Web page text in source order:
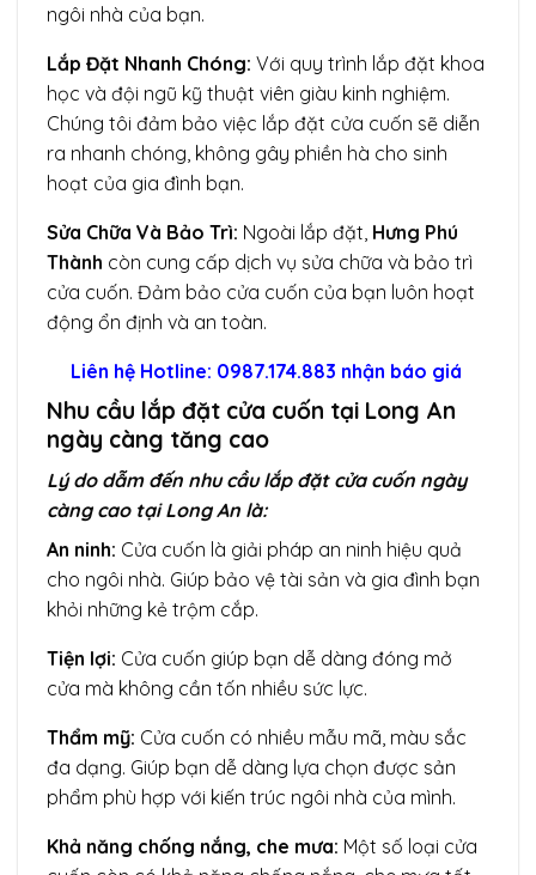
ngôi nhà của bạn.
Lắp Đặt Nhanh Chóng: Với quy trình lắp đặt khoa
học và đội ngũ kỹ thuật viên giàu kinh nghiệm.
Chúng tôi đảm bảo việc lắp đặt cửa cuốn sẽ diễn
ra nhanh chóng, không gây phiền hà cho sinh
hoạt của gia đình bạn.
Sửa Chữa Và Bảo Trì: Ngoài lắp đặt, Hưng Phú
Thành còn cung cấp dịch vụ sửa chữa và bảo trì
cửa cuốn. Đảm bảo cửa cuốn của bạn luôn hoạt
động ổn định và an toàn.
Liên hệ Hotline: 0987.174.883 nhận báo giá
Nhu cầu lắp đặt cửa cuốn tại Long An
ngày càng tăng cao
Lý do dẫm đến nhu cầu lắp đặt cửa cuốn ngày
càng cao tại Long An là:
An ninh: Cửa cuốn là giải pháp an ninh hiệu quả
cho ngôi nhà. Giúp bảo vệ tài sản và gia đình bạn
khỏi những kẻ trộm cắp.
Tiện lợi: Cửa cuốn giúp bạn dễ dàng đóng mở
cửa mà không cần tốn nhiều sức lực.
Thẩm mỹ: Cửa cuốn có nhiều mẫu mã, màu sắc
đa dạng. Giúp bạn dễ dàng lựa chọn được sản
phẩm phù hợp với kiến trúc ngôi nhà của mình.
Khả năng chống nắng, che mưa: Một số loại cửa